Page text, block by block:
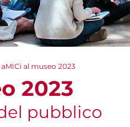
aMICi al museo 2023
2023
pubblico